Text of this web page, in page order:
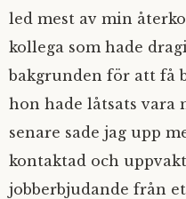
led mest av min
kollega som hade
bakgrunden för att få
hon hade låtsats vara
senare sade jag upp
kontaktad och
jobberbjudande från